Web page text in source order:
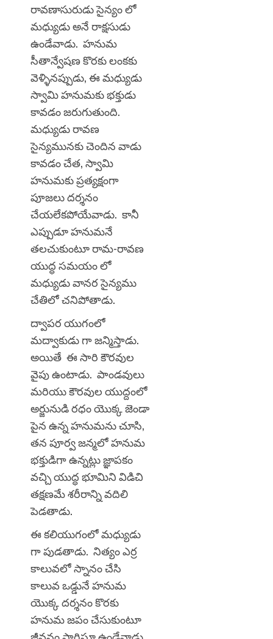
రావణాసురుడు సైన్యం లో
మధ్యుడు అనే రాక్షసుడు
ఉండేవాడు. హనుమ
సీతాన్వేషణ కొరకు లంకకు
వెళ్ళినప్పుడు, ఈ మధ్యుడు
స్వామి హనుమకు భక్తుడు
కావడం జరుగుతుంది.
మధ్యుడు రావణ
సైన్యమునకు చెందిన వాడు
కావడం చేత, స్వామి
హనుమకు ప్రత్యక్షంగా
పూజలు దర్శనం
చేయలేకపోయేవాడు. కానీ
ఎప్పుడూ హనుమనే
తలచుకుంటూ రామ-రావణ
యుద్ధ సమయం లో
మధ్యుడు వానర సైన్యము
చేతిలో చనిపోతాడు.
ద్వాపర యుగంలో
మద్వాకుడు గా జన్మిస్తాడు.
అయితే ఈ సారి కౌరవుల
వైపు ఉంటాడు. పాండవులు
మరియు కౌరవుల యుద్దంలో
అర్జునుడి రధం యొక్క జెండా
పైన ఉన్న హనుమను చూసి,
తన పూర్వ జన్మలో హనుమ
భక్తుడిగా ఉన్నట్లు జ్ఞాపకం
వచ్చి యుద్ధ భూమిని విడిచి
తక్షణమే శరీరాన్ని వదిలి
పెడతాడు.
ఈ కలియుగంలో మధ్యుడు
గా పుడతాడు. నిత్యం ఎర్ర
కాలువలో స్నానం చేసి
కాలువ ఒడ్డునే హనుమ
యొక్క దర్శనం కొరకు
హనుమ జపం చేసుకుంటూ